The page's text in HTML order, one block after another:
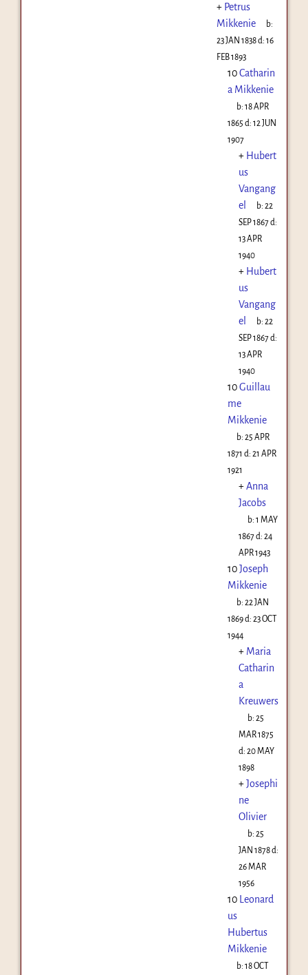
+ Petrus
Mikkenie
b:
23 JAN 1838d: 16
FEB 1893
10Catharin
a Mikkenie
b:18 APR
1865 d: 12 JUN
1907
+ Hubert
us
Vangang
el
b:22
SEP 1867d:
13 APR
1940
+ Hubert
us
Vangang
el
b:22
SEP 1867d:
13 APR
1940
10Guillau
me
Mikkenie
b:25 APR
1871 d: 21 APR
1921
+Anna
Jacobs
b:1 MAY
1867d: 24
APR 1943
10Joseph
Mikkenie
b:22 JAN
1869d: 23 OCT
1944
+ Maria
Catharin
a
Kreuwers
b:25
MAR 1875
d: 20 MAY
1898
+Josephi
ne
Olivier
b:25
JAN 1878d:
26 MAR
1956
10 Leonard
us
Hubertus
Mikkenie
b:18 OCT